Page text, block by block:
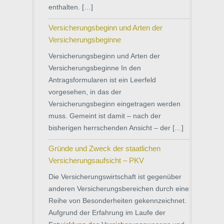
enthalten. […]
Versicherungsbeginn und Arten der
Versicherungsbeginne
Versicherungsbeginn und Arten der
Versicherungsbeginne In den
Antragsformularen ist ein Leerfeld
vorgesehen, in das der
Versicherungsbeginn eingetragen werden
muss. Gemeint ist damit – nach der
bisherigen herrschenden Ansicht – der […]
Gründe und Zweck der staatlichen
Versicherungsaufsicht – PKV
Die Versicherungswirtschaft ist gegenüber
anderen Versicherungsbereichen durch eine
Reihe von Besonderheiten gekennzeichnet.
Aufgrund der Erfahrung im Laufe der